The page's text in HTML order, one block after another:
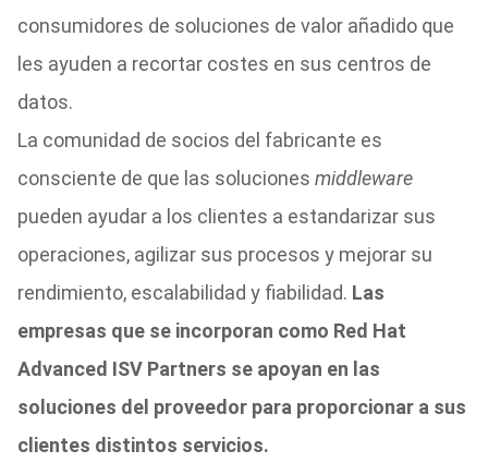
consumidores de soluciones de valor añadido que
les ayuden a recortar costes en sus centros de
datos.
La comunidad de socios del fabricante es
consciente de que las soluciones middleware
pueden ayudar a los clientes a estandarizar sus
operaciones, agilizar sus procesos y mejorar su
rendimiento, escalabilidad y fiabilidad. Las
empresas que se incorporan como Red Hat
Advanced ISV Partners se apoyan en las
soluciones del proveedor para proporcionar a sus
clientes distintos servicios.